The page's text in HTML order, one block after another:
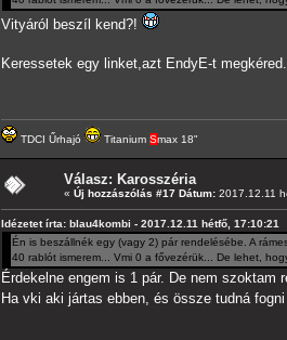
Vityáról beszíl kend?!
Keressetek egy linket,azt EndyE-t
TDCI Űrhajó Titanium Smax 18"
Válasz: Karosszéria
« Új hozzászólás #17 Dátum: 2017.12.11
Idézetet írta: blau4kombi - 2017.12.11 hétfő, 17:10:21
Én is beszállnék egy (vagy 2) pár rendelésébe. A
40 rablót ismerem... Vmi 0 a fővezérük... De lehet,
Érdekelne engem is 1 pár. De nem szoktam
Ha vki aki jártas ebben, és össze tudná